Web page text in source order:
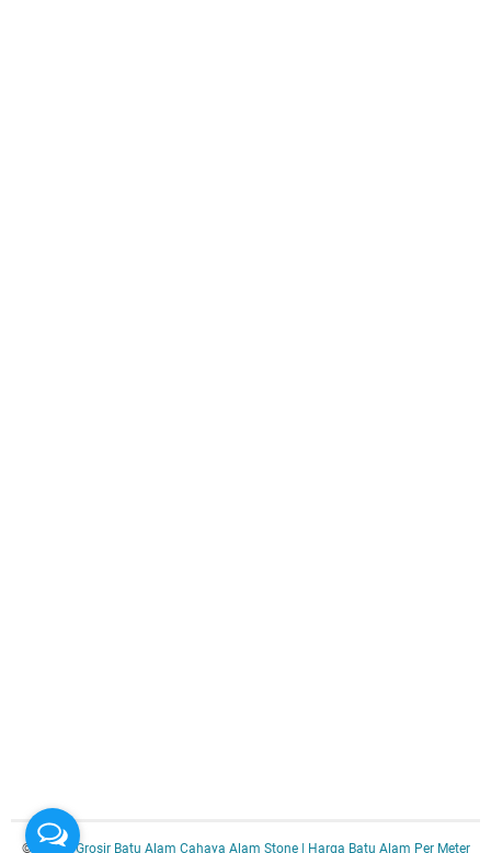
© 2025 -Grosir Batu Alam Cahaya Alam Stone | Harga Batu Alam Per Meter